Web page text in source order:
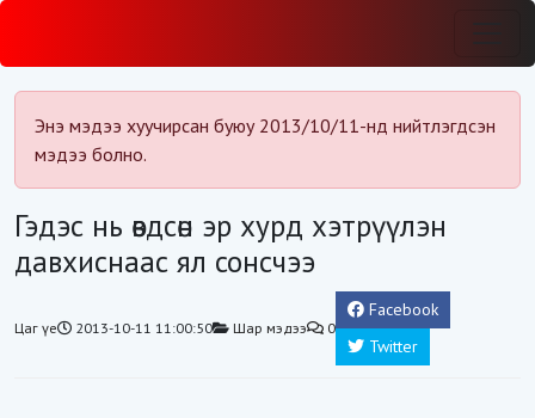
Энэ мэдээ хуучирсан буюу 2013/10/11-нд нийтлэгдсэн
мэдээ болно.
Гэдэс нь өвдсөн эр хурд хэтрүүлэн
давхиснаас ял сонсчээ
Цаг үе 2013-10-11 11:00:50 Шар мэдээ 0
Facebook
Twitter